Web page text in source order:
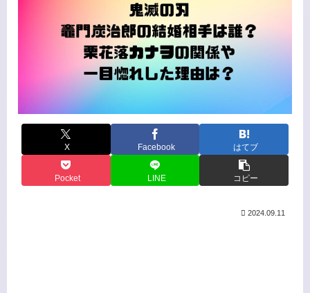
X Facebook はてブ
Pocket LINE コピー
2024.09.11